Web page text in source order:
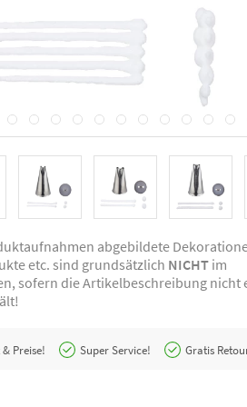
abgebildete
etc. sind grundsätzlich NICHT im
sofern die Artikelbeschreibung nicht
Preise! Super Service! Gratis